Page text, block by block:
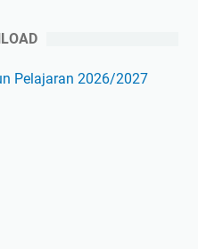
Pelajaran 2026/2027